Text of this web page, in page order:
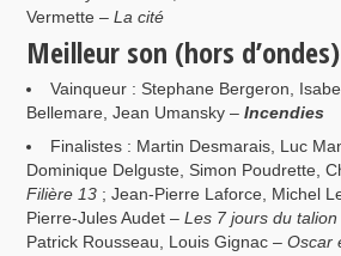
Vermette –La cité
Meilleur son (hors d’ondes)
Vainqueur : Stephane Bergeron,
Bellemare, Jean Umansky –Incendies
Finalistes : Martin Desmarais, Luc
Dominique Delguste, Simon Poudrette,
Filière 13 ; Jean-Pierre Laforce, Michel
Pierre-Jules Audet –Les 7 jours du talion
Patrick Rousseau, Louis Gignac –Oscar